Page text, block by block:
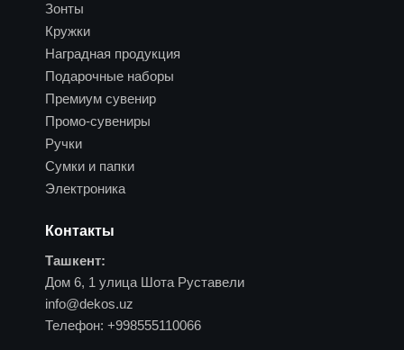
Зонты
Кружки
Наградная продукция
Подарочные наборы
Премиум сувенир
Промо-сувениры
Ручки
Сумки и папки
Электроника
Контакты
Ташкент:
Дом 6, 1 улица Шота Руставели
info@dekos.uz
Телефон: +998555110066